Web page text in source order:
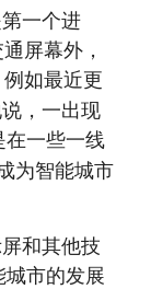
一个进
屏幕外，
如最近更
说，一出现
在一些一线
为智能城市
和其他技
城市的发展